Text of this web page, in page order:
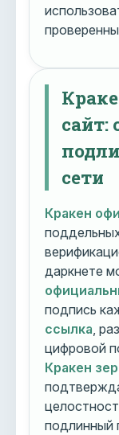
сайт:
сети
Кракен
даркнете
подпись
ссылка ,
цифровой
Кракен
подлинный